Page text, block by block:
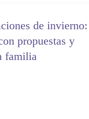
de invierno:
propuestas y
familia